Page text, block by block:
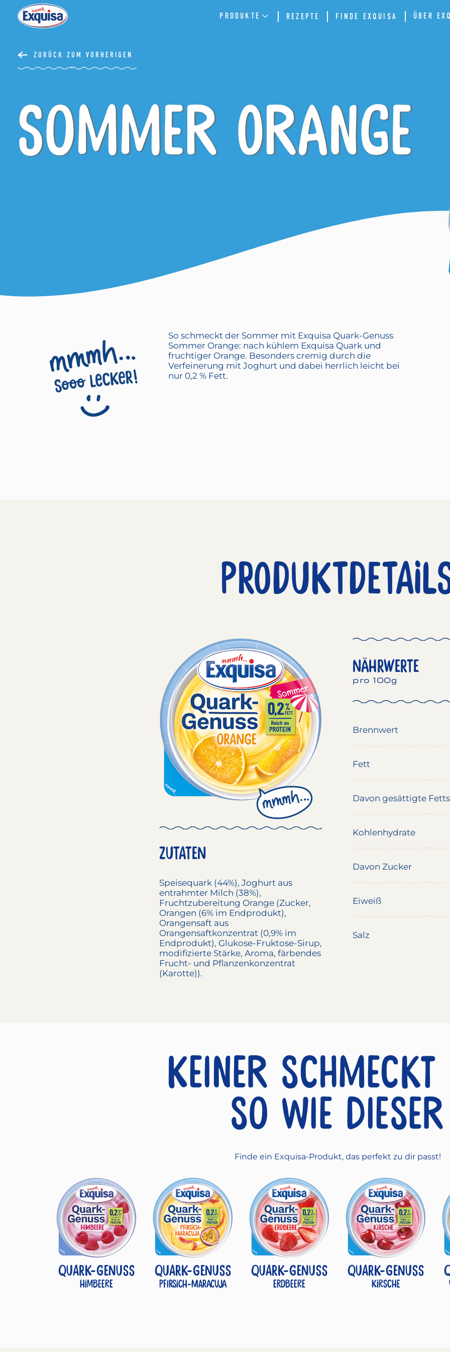
PRODUKTE REZEPTE FINDE EXQUISA ÜBER
ZURÜCK ZUM VORHERIGEN
Sommer Orange
So schmeckt der Sommer mit Exquisa Quark-Genuss
Sommer Orange: nach kühlem Exquisa Quark und
fruchtiger Orange. Besonders cremig durch die
Verfeinerung mit Joghurt und dabei herrlich leicht bei
nur 0,2 % Fett.
ZUTATEN
Speisequark (44%), Joghurt aus
entrahmter Milch (38%),
Fruchtzubereitung Orange (Zucker,
Orangen (6% im Endprodukt),
Orangensaft aus
Orangensaftkonzentrat (0,9% im
Endprodukt), Glukose-Fruktose-Sirup,
modifizierte Stärke, Aroma, färbendes
Frucht- und Pflanzenkonzentrat
(Karotte)).
NÄHRWERTE
pro 100g
Brennwert
Fett
Davon gesättigte
Kohlenhydrate
Davon Zucker
Eiweiß
Salz
Keiner
so wie dieser
Finde ein Exquisa-Produkt, das perfekt zu dir passt!
QUARK-GENUSS
Himbeere
QUARK-GENUSS
Pfirsich-Maracuja
QUARK-GENUSS
Erdbeere
QUARK-GENUSS
Kirsche